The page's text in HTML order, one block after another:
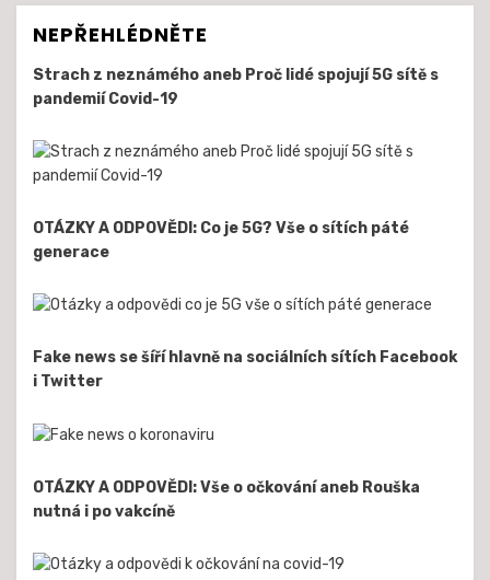
NEPŘEHLÉDNĚTE
Strach z neznámého aneb Proč lidé spojují 5G sítě s
pandemií Covid-19
OTÁZKY A ODPOVĚDI: Co je 5G? Vše o sítích páté
generace
Fake news se šíří hlavně na sociálních sítích Facebook
i Twitter
OTÁZKY A ODPOVĚDI: Vše o očkování aneb Rouška
nutná i po vakcíně